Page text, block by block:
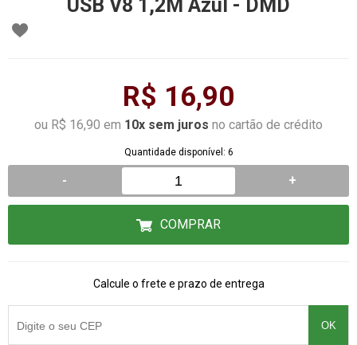
USB V8 1,2M Azul - DMD
R$ 16,90
ou R$ 16,90 em 10x sem juros no cartão de crédito
Quantidade disponível: 6
- +
COMPRAR
Calcule o frete e prazo de entrega
OK